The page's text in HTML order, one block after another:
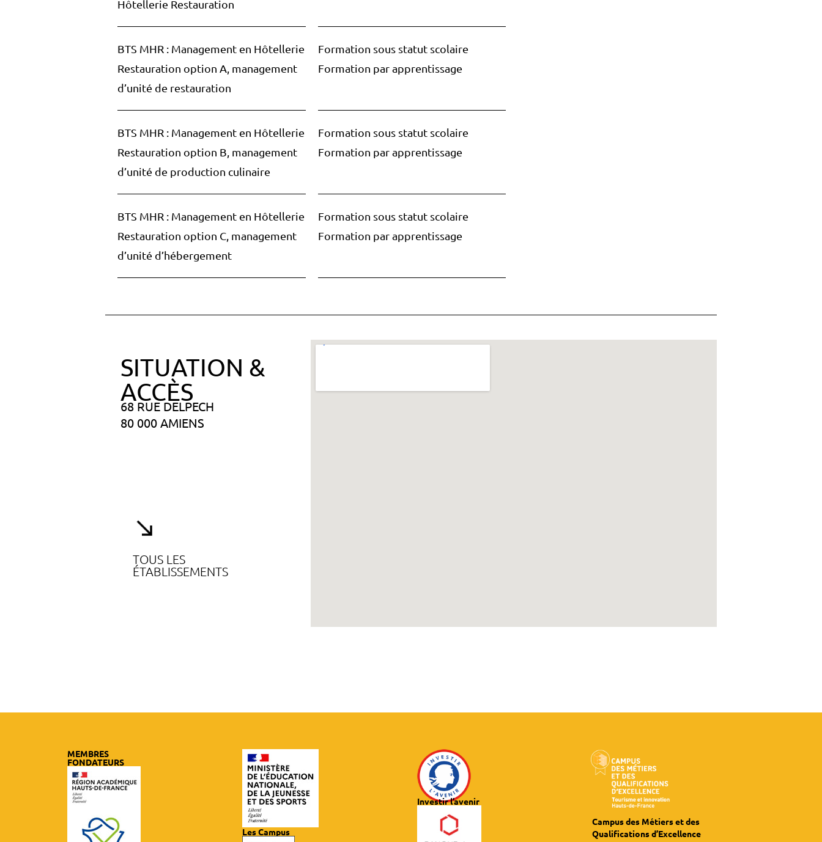
Hôtellerie Restauration
BTS MHR : Management en Hôtellerie
Restauration option A, management
d’unité de restauration
Formation sous statut scolaire
Formation par apprentissage
BTS MHR : Management en Hôtellerie
Restauration option B, management
d’unité de production culinaire
Formation sous statut scolaire
Formation par apprentissage
BTS MHR : Management en Hôtellerie
Restauration option C, management
d’unité d’hébergement
Formation sous statut scolaire
Formation par apprentissage
SITUATION &
ACCÈS
68 RUE DELPECH
80 000 AMIENS
TOUS LES
ÉTABLISSEMENTS
MEMBRES
FONDATEURS
Les Campus
Investir l’avenir
Campus des Métiers et des
Qualifications d’Excellence